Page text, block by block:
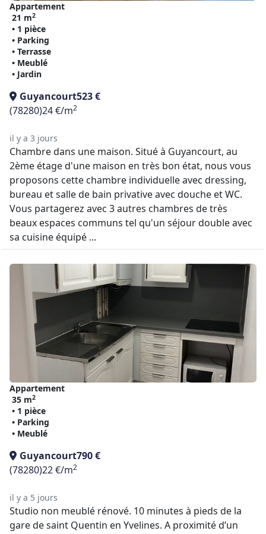
Appartement
21 m2
• 1 pièce
• Parking
• Terrasse
• Meublé
• Jardin
Guyancourt523 €
(78280)24 €/m2
il y a 3 jours
Chambre dans une maison. Situé à Guyancourt, au
2ème étage d'une maison en très bon état, nous vous
proposons cette chambre individuelle avec dressing,
bureau et salle de bain privative avec douche et WC.
Vous partagerez avec 3 autres chambres de très
beaux espaces communs tel qu'un séjour double avec
sa cuisine équipé ...
Appartement
35 m2
• 1 pièce
• Parking
• Meublé
Guyancourt790 €
(78280)22 €/m2
il y a 5 jours
Studio non meublé rénové. 10 minutes à pieds de la
gare de saint Quentin en Yvelines. A proximité d’un